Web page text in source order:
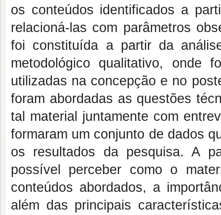
os conteúdos identificados a
relacioná-las com parâmetros
foi constituída a partir da
metodológico qualitativo, onde
utilizadas na concepção e no
foram abordadas as questões
tal material juntamente com
formaram um conjunto de dados
os resultados da pesquisa. A
possível perceber como o
conteúdos abordados, a
além das principais